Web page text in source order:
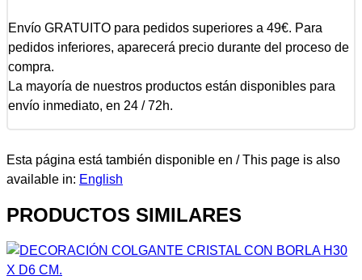
Envío GRATUITO para pedidos superiores a 49€. Para
pedidos inferiores, aparecerá precio durante del proceso de
compra.
La mayoría de nuestros productos están disponibles para
envío inmediato, en 24 / 72h.
Esta página está también disponible en / This page is also
available in: English
PRODUCTOS SIMILARES